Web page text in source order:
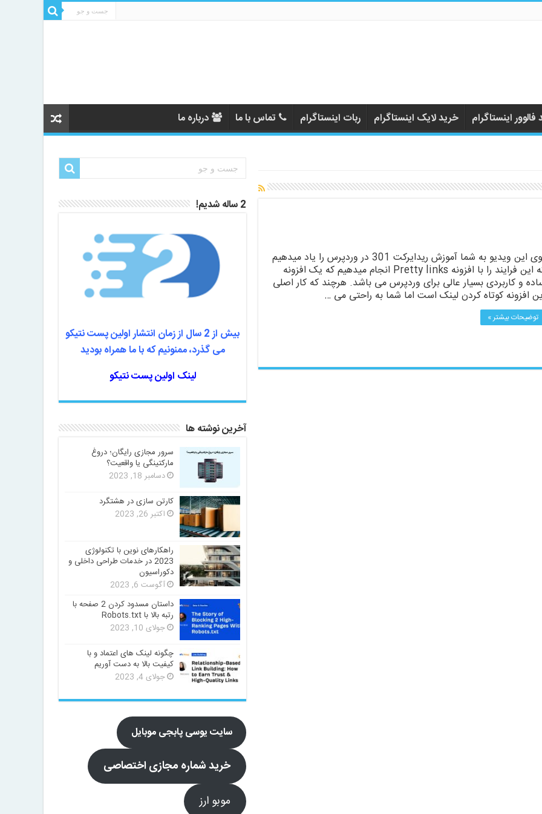
اینستاگرام خرید لایک اینستاگرام ربات اینستاگرام تماس با ما درباره ما
توی این ویدیو به شما آموزش ریدایرکت 301 در وردپرس را یاد میدهیم
که این فرایند را با افزونه Pretty links انجام میدهیم که یک افزونه
و کاربردی بسیار عالی برای وردپرس می باشد. هرچند که کار اصلی
افزونه کوتاه کردن لینک است اما شما به راحتی می …
توضیحات بیشتر »
2 ساله شدیم!
بیش از 2 سال از زمان انتشار اولین پست نتیکو
می گذرد، ممنونیم که با ما همراه بودید
لینک اولین پست نتیکو
آخرین نوشته ها
سرور مجازی رایگان؛ دروغ
مارکتینگی یا واقعیت؟
دسامبر 18, 2023
کارتن سازی در هشتگرد
اکتبر 26, 2023
راهکارهای نوین با تکنولوژی
2023 در خدمات طراحی داخلی و
دکوراسیون
آگوست 6, 2023
داستان مسدود کردن 2 صفحه با
رتبه بالا با Robots.txt
جولای 10, 2023
چگونه لینک های اعتماد و با
کیفیت بالا به دست آوریم
جولای 4, 2023
سایت یوسی پابجی موبایل
خرید شماره مجازی اختصاصی
موبو ارز